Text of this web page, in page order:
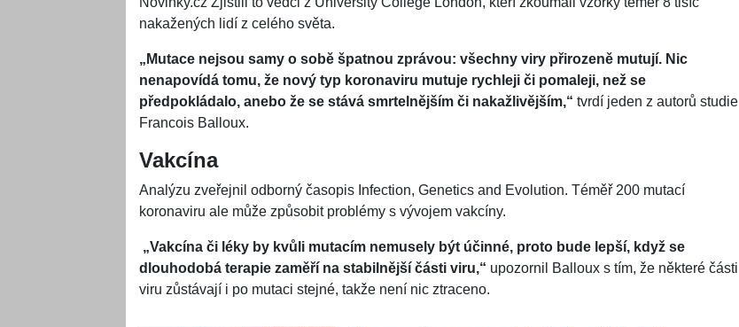
nakažených lidí z celého světa.
„Mutace nejsou samy o sobě špatnou zprávou: všechny viry přirozeně mutují. Nic
nenapovídá tomu, že nový typ koronaviru mutuje rychleji či pomaleji, než se
předpokládalo, anebo že se stává smrtelnějším či nakažlivějším,“ tvrdí jeden z autorů studie
Francois Balloux.
Vakcína
Analýzu zveřejnil odborný časopis Infection, Genetics and Evolution. Téměř 200 mutací
koronaviru ale může způsobit problémy s vývojem vakcíny.
„Vakcína či léky by kvůli mutacím nemusely být účinné, proto bude lepší, když se
dlouhodobá terapie zaměří na stabilnější části viru,“ upozornil Balloux s tím, že některé části
viru zůstávají i po mutaci stejné, takže není nic ztraceno.